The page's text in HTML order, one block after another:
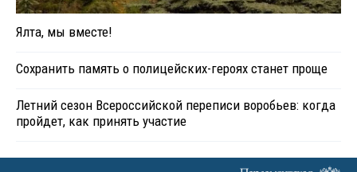
Ялта, мы вместе!
Сохранить память о полицейских-героях станет проще
Летний сезон Всероссийской переписи воробьев: когда
пройдет, как принять участие